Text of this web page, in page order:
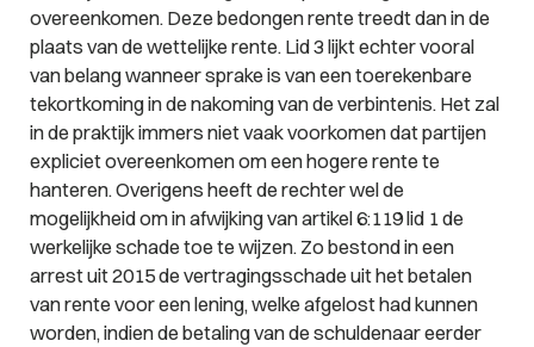
overeenkomen. Deze bedongen rente treedt dan in de
plaats van de wettelijke rente. Lid 3 lijkt echter vooral
van belang wanneer sprake is van een toerekenbare
tekortkoming in de nakoming van de verbintenis. Het zal
in de praktijk immers niet vaak voorkomen dat partijen
expliciet overeenkomen om een hogere rente te
hanteren. Overigens heeft de rechter wel de
mogelijkheid om in afwijking van artikel 6:119 lid 1 de
werkelijke schade toe te wijzen. Zo bestond in een
arrest uit 2015 de vertragingsschade uit het betalen
van rente voor een lening, welke afgelost had kunnen
worden, indien de betaling van de schuldenaar eerder